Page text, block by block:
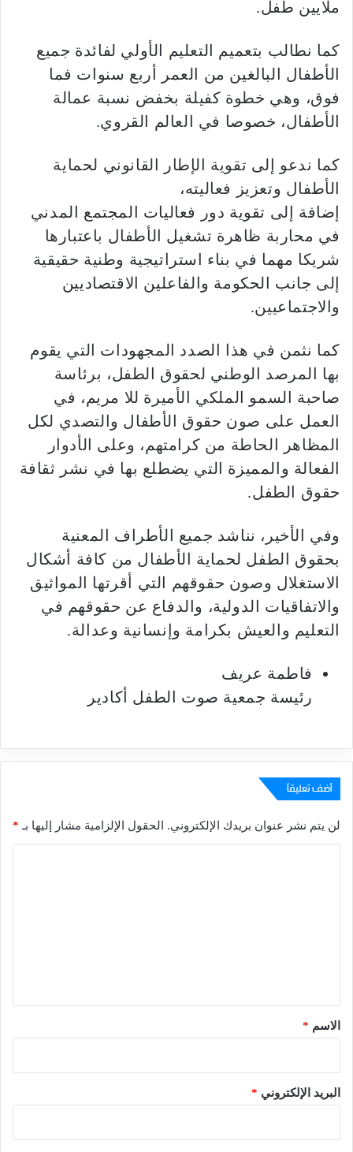
ملايين طفل.
كما نطالب بتعميم التعليم الأولي لفائدة جميع
الأطفال البالغين من العمر أربع سنوات فما
فوق، وهي خطوة كفيلة بخفض نسبة عمالة
الأطفال، خصوصا في العالم القروي.
كما ندعو إلى تقوية الإطار القانوني لحماية
الأطفال وتعزيز فعاليته،
إضافة إلى تقوية دور فعاليات المجتمع المدني
في محاربة ظاهرة تشغيل الأطفال باعتبارها
شريكا مهما في بناء استراتيجية وطنية حقيقية
إلى جانب الحكومة والفاعلين الاقتصاديين
والاجتماعيين.
كما نثمن في هذا الصدد المجهودات التي يقوم
بها المرصد الوطني لحقوق الطفل، برئاسة
صاحبة السمو الملكي الأميرة للا مريم، في
العمل على صون حقوق الأطفال والتصدي لكل
المظاهر الحاطة من كرامتهم، وعلى الأدوار
الفعالة والمميزة التي يضطلع بها في نشر ثقافة
حقوق الطفل.
وفي الأخير، نناشد جميع الأطراف المعنية
بحقوق الطفل لحماية الأطفال من كافة أشكال
الاستغلال وصون حقوقهم التي أقرتها المواثيق
والاتفاقيات الدولية، والدفاع عن حقوقهم في
التعليم والعيش بكرامة وإنسانية وعدالة.
فاطمة عريف
رئيسة جمعية صوت الطفل أكادير
أضف تعليقاً
لن يتم نشر عنوان بريدك الإلكتروني. الحقول الإلزامية مشار إليها بـ *
*الاسم *
البريد الإلكتروني *